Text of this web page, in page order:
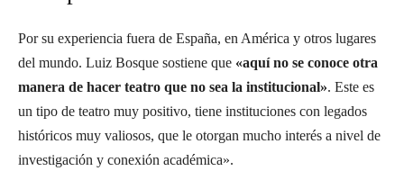
Por su experiencia fuera de España, en América y otros lugares
del mundo. Luiz Bosque sostiene que «aquí no se conoce otra
manera de hacer teatro que no sea la institucional». Este es
un tipo de teatro muy positivo, tiene instituciones con legados
históricos muy valiosos, que le otorgan mucho interés a nivel de
investigación y conexión académica».